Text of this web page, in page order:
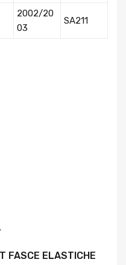
2002/20
03
SA211
FASCE ELASTICHE